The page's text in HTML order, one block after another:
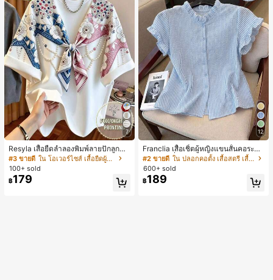
7
Resyla เสื้อยืดลำลองพิมพ์ลายปักลูกปัด
รูปโบว์ขนาดใหญ่สำหรับผู้หญิง
#3 ขายดี
ใน โอเวอร์ไซส์ เสื้อยืดผู้หญิง
100+ sold
฿179
12
Franclia เสื้อเชิ้ตผู้หญิงแขนสั้นคอระบา
ยกระดุมเดี่ยวลายทาง
#2 ขายดี
ใน ปลอกคอตั้ง เสื้อสตรี เสื้อเบลาส์ & Tee
600+ sold
฿189